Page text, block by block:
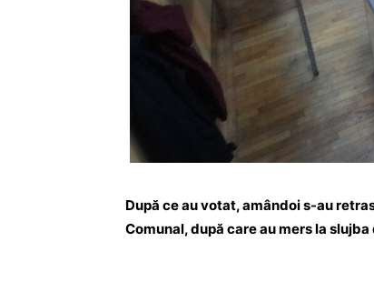
După ce au votat, amândoi s-au
Comunal, după care au mers la